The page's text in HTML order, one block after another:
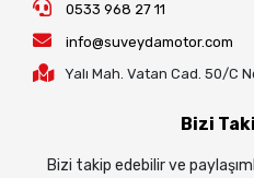
0533 968 27 11
info@suveydamotor.com
Yalı Mah. Vatan Cad. 50/C
Bizi
Bizi takip edebilir ve